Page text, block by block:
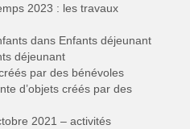
2023 : les travaux
dans Enfants déjeunant
déjeunant
par des bénévoles
d’objets créés par des
2021 – activités